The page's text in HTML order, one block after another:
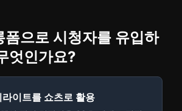
폼으로 시청자를 유입하
엇인가요?
라이트를 쇼츠로 활용